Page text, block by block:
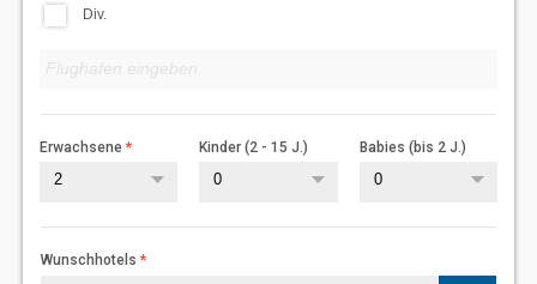
Div.
Erwachsene
2
Kinder (2 - 15 J.)
0
Babies (bis 2 J.)
0
Wunschhotels